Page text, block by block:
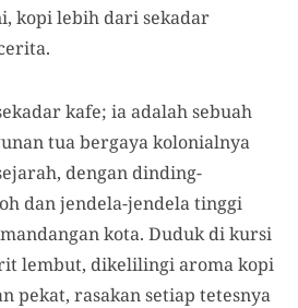
kopi lebih dari sekadar
kafe; ia adalah sebuah
tua bergaya kolonialnya
dengan dinding-
dan jendela-jendela tinggi
kota. Duduk di kursi
lembut, dikelilingi aroma kopi
pekat, rasakan setiap tetesnya